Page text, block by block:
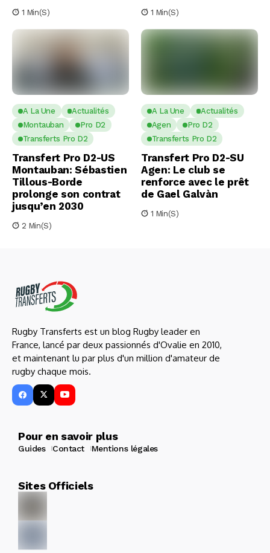
1 Min(s) 1 Min(s)
A La Une
Actualités
Montauban
Pro D2
Transferts Pro D2
Transfert Pro D2-US
Montauban: Sébastien
Tillous-Borde
prolonge son contrat
jusqu’en 2030
2 Min(s)
A La Une
Actualités
Agen
Pro D2
Transferts Pro D2
Transfert Pro D2-SU
Agen: Le club se
renforce avec le prêt
de Gael Galvàn
1 Min(s)
Rugby Transferts est un blog Rugby leader en
France, lancé par deux passionnés d'Ovalie en 2010,
et maintenant lu par plus d'un million d'amateur de
rugby chaque mois.
Pour en savoir plus
Guides Contact Mentions légales
Sites Officiels